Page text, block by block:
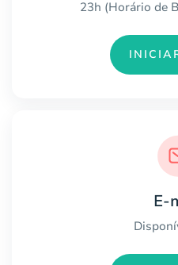
23h (Horário de
E-